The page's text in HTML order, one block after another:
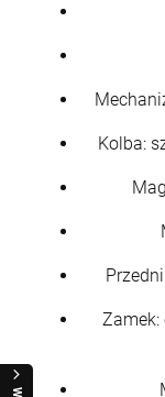
Kolba:
Zamek: